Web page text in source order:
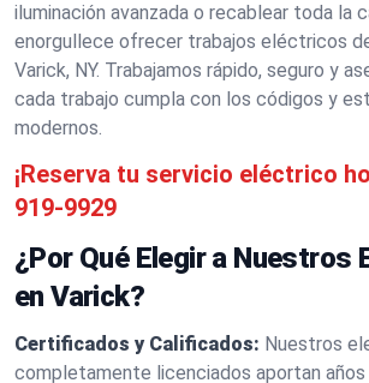
iluminación avanzada o recablear toda la
enorgullece ofrecer trabajos eléctricos
Varick, NY. Trabajamos rápido, seguro y
cada trabajo cumpla con los códigos y
modernos.
¡Reserva tu servicio eléctrico
919-9929
¿Por Qué Elegir a
en Varick?
Certificados y Calificados: Nuestros
completamente licenciados aportan años